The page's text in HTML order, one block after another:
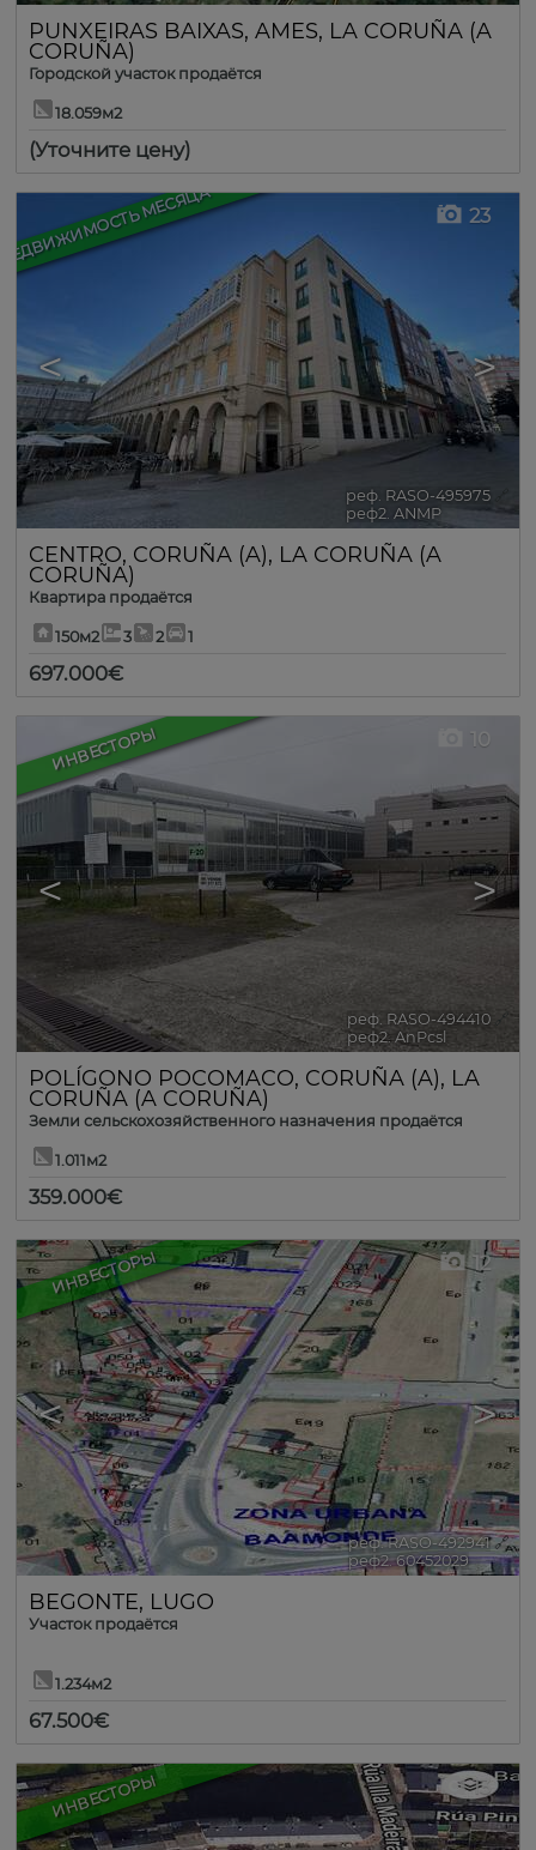
PUNXEIRAS BAIXAS, AMES, LA CORUÑA (A
CORUÑA)
Городской участок продаётся
18.059м2
(Уточните цену)
МЕСЯЦА
< >
23
реф. RASO-495975
реф2. ANMP
CENTRO, CORUÑA (A), LA CORUÑA (A
CORUÑA)
Квартира продаётся
150м2 3 2 1
697.000€
ИНВЕСТОРЫ
< >
10
реф. RASO-494410 🔗
реф2. AnPcsl
POLÍGONO POCOMACO, CORUÑA (A), LA
CORUÑA (A CORUÑA)
Земли сельскохозяйственного назначения продаётся
1.011м2
359.000€
ИНВЕСТОРЫ
< >
12
реф. RASO-492941 🔗
реф2. 60452029
BEGONTE, LUGO
Участок продаётся
1.234м2
67.500€
ИНВЕСТОРЫ 13